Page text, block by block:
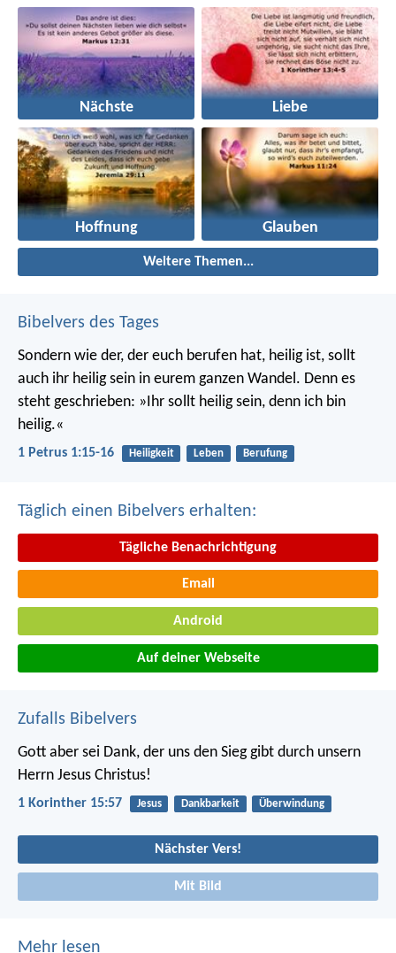
Nächste Liebe
Hoffnung Glauben
Weitere Themen...
Bibelvers des Tages
Sondern wie der, der euch berufen hat, heilig ist, sollt
auch ihr heilig sein in eurem ganzen Wandel. Denn es
steht geschrieben: »Ihr sollt heilig sein, denn ich bin
heilig.«
1 Petrus 1:15-16 Heiligkeit Leben Berufung
Täglich einen Bibelvers erhalten:
Tägliche Benachrichtigung
Email
Android
Auf deiner Webseite
Zufalls Bibelvers
Gott aber sei Dank, der uns den Sieg gibt durch unsern
Herrn Jesus Christus!
1 Korinther 15:57 Jesus Dankbarkeit Überwindung
Nächster Vers!
Mit Bild
Mehr lesen